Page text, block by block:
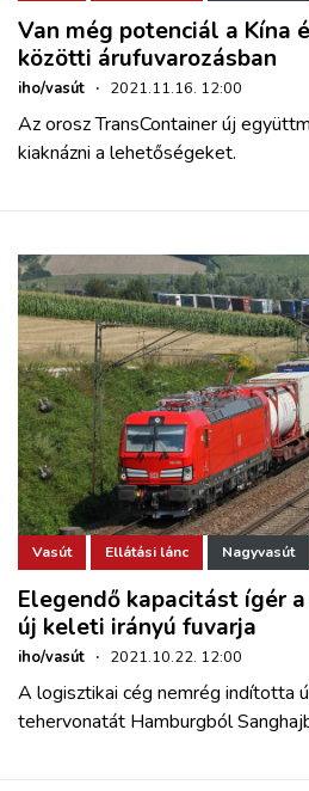
Van még potenciál a Kína
közötti árufuvarozásban
iho/vasút · 2021.11.16. 12:00
Az orosz TransContainer új
kiaknázni a lehetőségeket.
Vasút Ellátási lánc Nagyvasút
Elegendő kapacitást ígér
új keleti irányú fuvarja
iho/vasút · 2021.10.22. 12:00
A logisztikai cég nemrég indította
tehervonatát Hamburgból